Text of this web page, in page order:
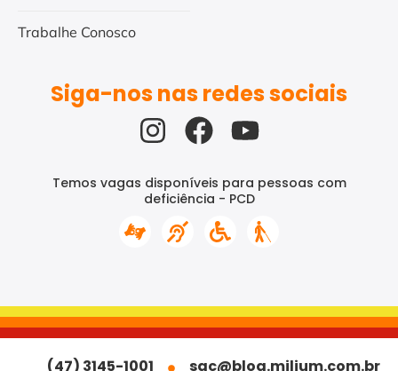
Trabalhe Conosco
Siga-nos nas redes sociais
Temos vagas disponíveis para pessoas com
deficiência - PCD
(47) 3145-1001 sac@blog.milium.com.br